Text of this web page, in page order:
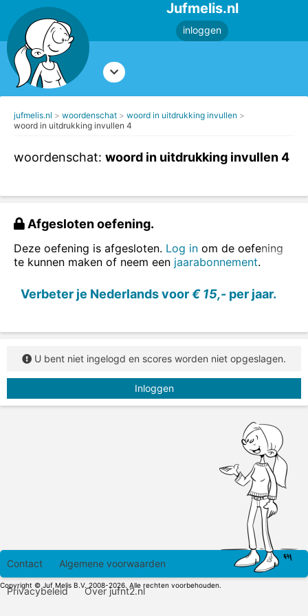
Jufmelis.nl
inloggen
jufmelis.nl woordenschat
woord in uitdrukking invullen
woord in uitdrukking invullen 4
woordenschat: woord in uitdrukking invullen 4
Afgesloten oefening.
Deze oefening is afgesloten. Log in om de oefening
te kunnen maken of neem een jaarabonnement.
Verbeter je Nederlands voor€ 15,- per jaar.
U bent niet ingelogd en scores worden niet opgeslagen.
Inloggen
Contact Algemene voorwaarden
Privacybeleid Over jufnt2.nl
Copyright © Juf Melis B.V. 2008-2026. Alle rechten voorbehouden.